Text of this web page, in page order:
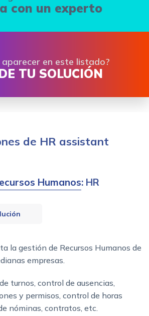
con un experto
aparecer en este listado?
TU SOLUCIÓN
de HR assistant
Humanos: HR
la gestión de Recursos Humanos de
empresas.
turnos, control de ausencias,
y permisos, control de horas
nóminas, contratos, etc.